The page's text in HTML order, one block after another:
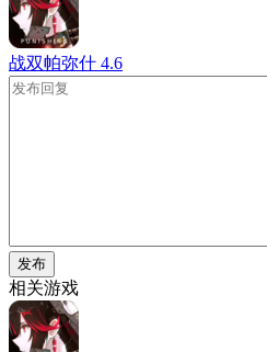
战双帕弥什 4.6
发布
相关游戏